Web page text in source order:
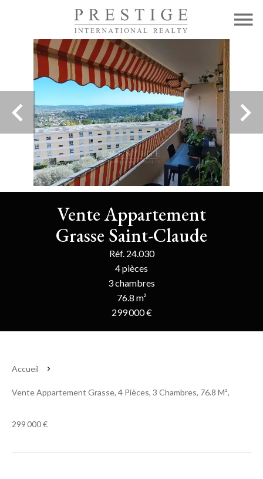
Vente Appartement
Grasse Saint-Claude
Réf. 24.030
4 pièces
3 chambres
76.8 m²
299 000 €
Accueil
Vente Appartement Grasse, 4 Pièces, 3 Chambres, 76.8 M²,
299 000 €